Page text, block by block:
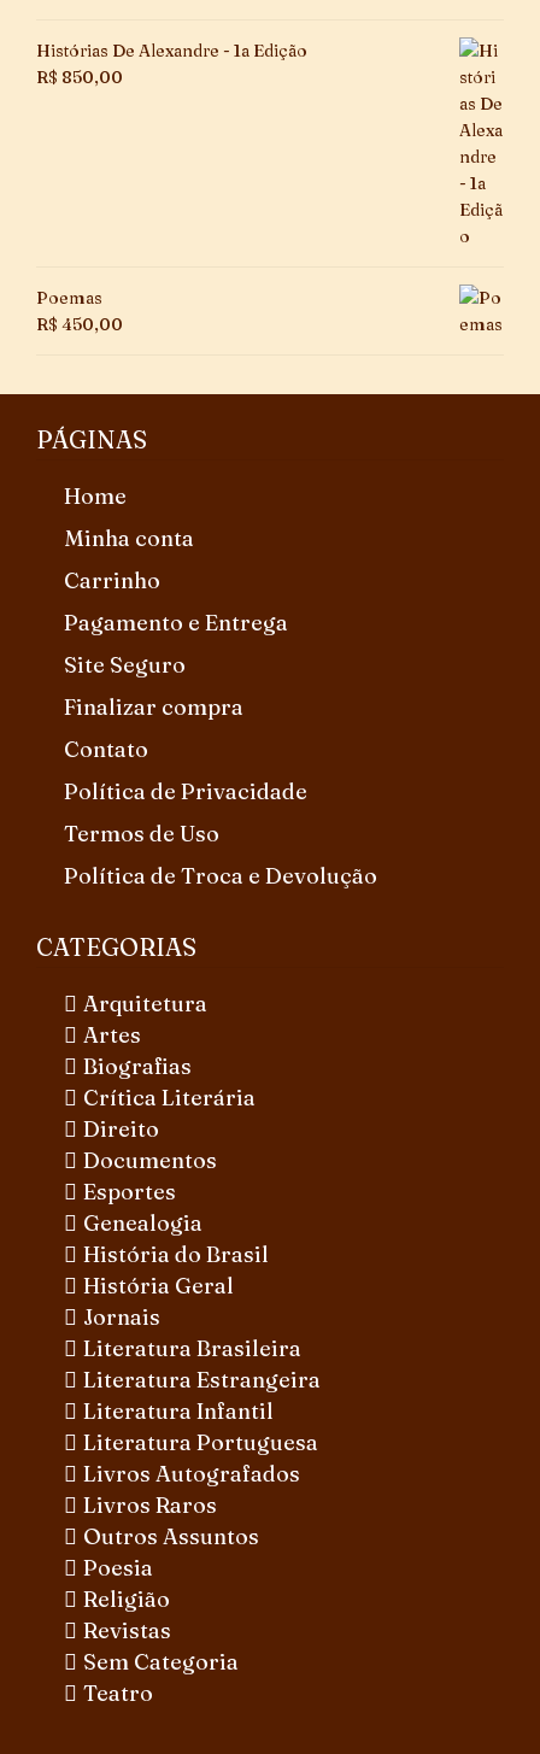
Histórias De Alexandre - 1a Edição
R$ 850,00
Poemas
R$ 450,00
PÁGINAS
Home
Minha conta
Carrinho
Pagamento e Entrega
Site Seguro
Finalizar compra
Contato
Política de Privacidade
Termos de Uso
Política de Troca e Devolução
CATEGORIAS
Arquitetura
Artes
Biografias
Crítica Literária
Direito
Documentos
Esportes
Genealogia
História do Brasil
História Geral
Jornais
Literatura Brasileira
Literatura Estrangeira
Literatura Infantil
Literatura Portuguesa
Livros Autografados
Livros Raros
Outros Assuntos
Poesia
Religião
Revistas
Sem Categoria
Teatro